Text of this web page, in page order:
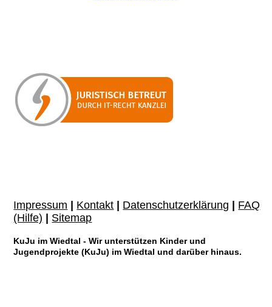
Impressum Kontakt Datenschutzerklärung
FAQ
(Hilfe)
Sitemap
KuJu im Wiedtal - Wir unterstützen Kinder und
Jugendprojekte (KuJu) im Wiedtal und darüber hinaus.